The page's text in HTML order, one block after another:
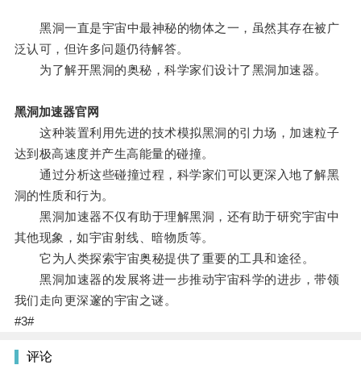
黑洞一直是宇宙中最神秘的物体之一，虽然其存在被广
泛认可，但许多问题仍待解答。
为了解开黑洞的奥秘，科学家们设计了黑洞加速器。
黑洞加速器官网
这种装置利用先进的技术模拟黑洞的引力场，加速粒子
达到极高速度并产生高能量的碰撞。
通过分析这些碰撞过程，科学家们可以更深入地了解黑
洞的性质和行为。
黑洞加速器不仅有助于理解黑洞，还有助于研究宇宙中
其他现象，如宇宙射线、暗物质等。
它为人类探索宇宙奥秘提供了重要的工具和途径。
黑洞加速器的发展将进一步推动宇宙科学的进步，带领
我们走向更深邃的宇宙之谜。
#3#
评论